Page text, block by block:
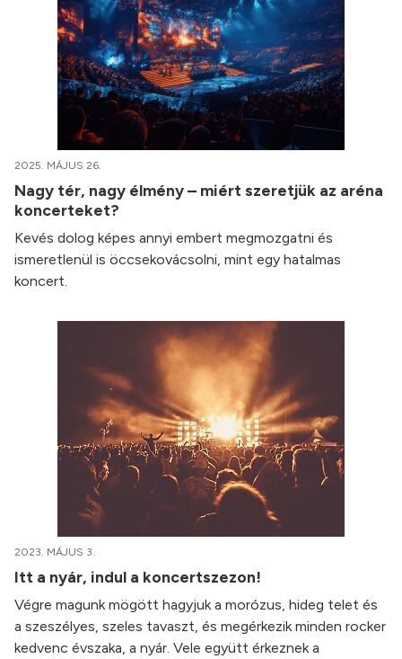
2025. MÁJUS 26.
Nagy tér, nagy élmény – miért szeretjük az aréna
koncerteket?
Kevés dolog képes annyi embert megmozgatni és
ismeretlenül is öccsekovácsolni, mint egy hatalmas
koncert.
2023. MÁJUS 3.
Itt a nyár, indul a koncertszezon!
Végre magunk mögött hagyjuk a morózus, hideg telet és
a szeszélyes, szeles tavaszt, és megérkezik minden rocker
kedvenc évszaka, a nyár. Vele együtt érkeznek a